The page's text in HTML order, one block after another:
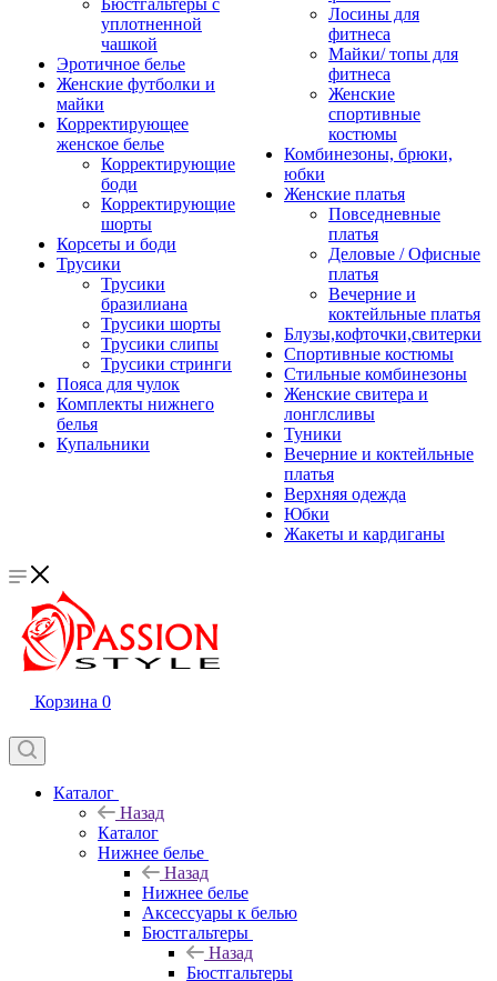
Бюстгальтеры с
уплотненной
чашкой
Эротичное белье
Женские футболки и
майки
Корректирующее
женское белье
Корректирующие
боди
Корректирующие
шорты
Корсеты и боди
Трусики
Трусики
бразилиана
Трусики шорты
Трусики слипы
Трусики стринги
Пояса для чулок
Комплекты нижнего
белья
Купальники
Лосины для
фитнеса
Майки/ топы для
фитнеса
Женские
спортивные
костюмы
Комбинезоны, брюки,
юбки
Женские платья
Повседневные
платья
Деловые / Офисные
платья
Вечерние и
коктейльные платья
Блузы,кофточки,свитерки
Спортивные костюмы
Стильные комбинезоны
Женские свитера и
лонглсливы
Туники
Вечерние и коктейльные
платья
Верхняя одежда
Юбки
Жакеты и кардиганы
Корзина 0
Каталог
Назад
Каталог
Нижнее белье
Назад
Нижнее белье
Аксессуары к белью
Бюстгальтеры
Назад
Бюстгальтеры